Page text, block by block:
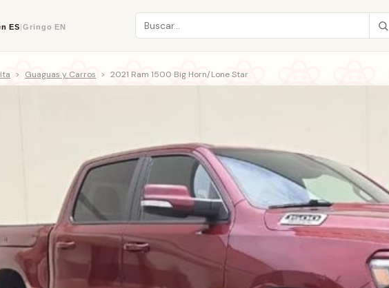
ES|Gringo EN
> Guaguas y Carros > 2021 Ram 1500 Big Horn/Lone Star